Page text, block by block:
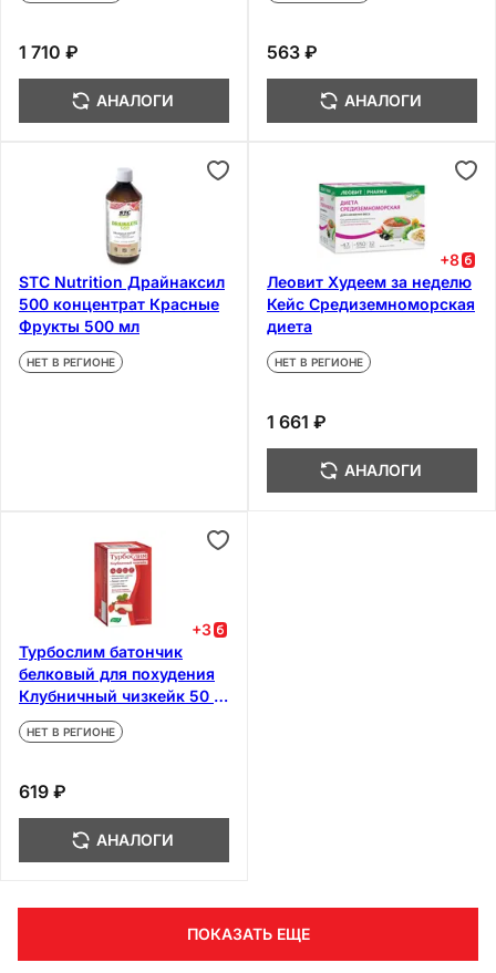
1 710 ₽
АНАЛОГИ
563 ₽
АНАЛОГИ
STC Nutrition Драйнаксил
500 концентрат Красные
Фрукты 500 мл
НЕТ В РЕГИОНЕ
+8
Леовит Худеем за неделю
Кейс Средиземноморская
диета
НЕТ В РЕГИОНЕ
1 661 ₽
АНАЛОГИ
+3
Турбослим батончик
белковый для похудения
Клубничный чизкейк 50 г
4 шт
НЕТ В РЕГИОНЕ
619 ₽
АНАЛОГИ
ПОКАЗАТЬ ЕЩЕ